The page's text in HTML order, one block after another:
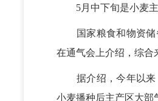
5月中下旬是小麦主
国家粮食和物资储备
在通气会上介绍，综合
据介绍，今年以来，
小麦播种后主产区大部